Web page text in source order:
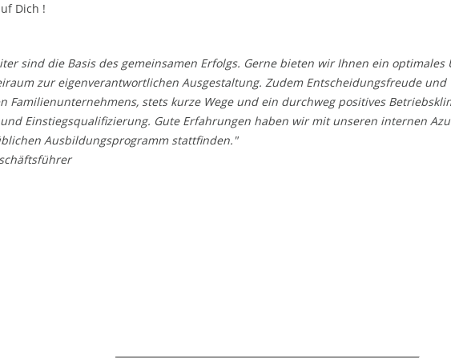
Dich !
sind die Basis des gemeinsamen Erfolgs. Gerne bieten wir Ihnen ein
zur eigenverantwortlichen Ausgestaltung. Zudem Entscheidungsfreude und
Familienunternehmens, stets kurze Wege und ein durchweg positives
Einstiegsqualifizierung. Gute Erfahrungen haben wir mit unseren internen
Ausbildungsprogramm stattfinden."